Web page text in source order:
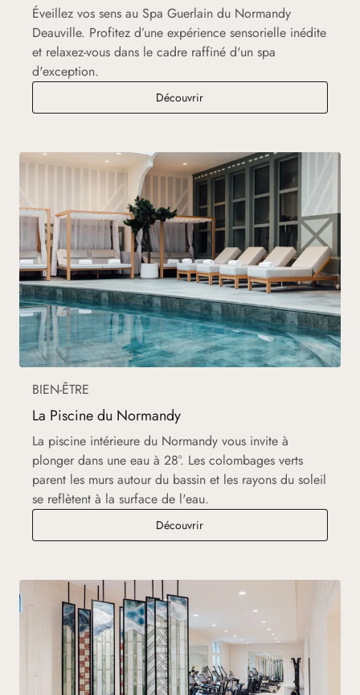
Éveillez vos sens au Spa Guerlain du Normandy
Deauville. Profitez d’une expérience sensorielle inédite
et relaxez-vous dans le cadre raffiné d'un spa
d'exception.
DécouvrirSpa Guerlain du Normandy
BIEN-ÊTRE
La Piscine du Normandy
La piscine intérieure du Normandy vous invite à
plonger dans une eau à 28°. Les colombages verts
parent les murs autour du bassin et les rayons du soleil
se reflètent à la surface de l'eau.
DécouvrirLa Piscine du Normandy